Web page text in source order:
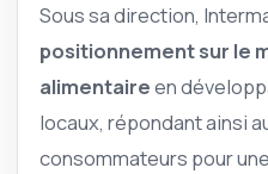
Sous sa direction,
positionnement sur le
alimentaireen
locaux, répondant ainsi
consommateurs pour